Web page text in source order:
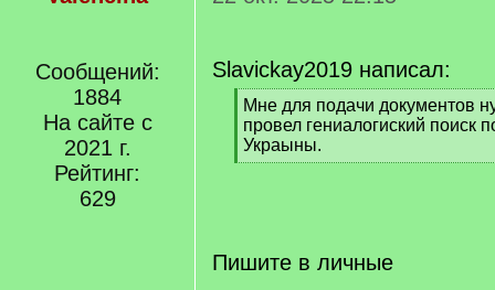
Сообщений:
1884
На сайте с
2021 г.
Рейтинг:
629
Slavickay2019 написал:
[
q
]
Мне для подачи документов
провел гениалогиский поиск
Украыны.
[
Пишите в личные